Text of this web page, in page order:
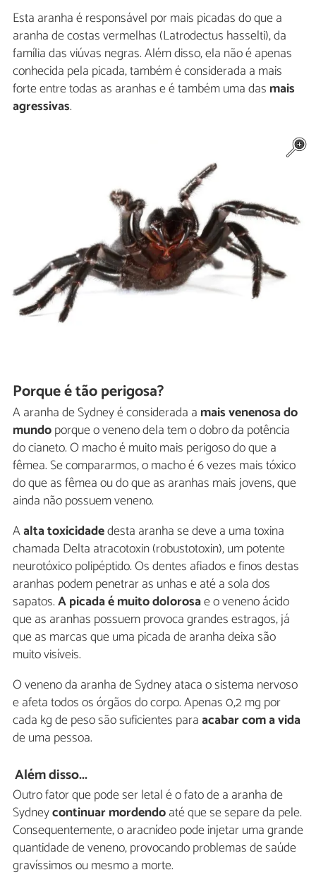
Esta aranha é responsável por mais picadas do que a
aranha de costas vermelhas (Latrodectus hasselti), da
família das viúvas negras. Além disso, ela não é apenas
conhecida pela picada, também é considerada a mais
forte entre todas as aranhas e é também uma das mais
agressivas.
Porque é tão perigosa?
A aranha de Sydney é considerada a mais venenosa do
mundoporque o veneno dela tem o dobro da potência
do cianeto. O macho é muito mais perigoso do que a
fêmea. Se compararmos, o macho é 6 vezes mais tóxico
do que as fêmea ou do que as aranhas mais jovens, que
ainda não possuem veneno.
Aalta toxicidadedesta aranha se deve a uma toxina
chamada Delta atracotoxin (robustotoxin), um potente
neurotóxico polipéptido. Os dentes afiados e finos destas
aranhas podem penetrar as unhas e até a sola dos
sapatos.A picada é muito dolorosae o veneno ácido
que as aranhas possuem provoca grandes estragos, já
que as marcas que uma picada de aranha deixa são
muito visíveis.
O veneno da aranha de Sydney ataca o sistema nervoso
e afeta todos os órgãos do corpo. Apenas 0,2 mg por
cada kg de peso são suficientes paraacabar com a vida
de uma pessoa.
Além disso...
Outro fator que pode ser letal é o fato de a aranha de
Sydneycontinuar mordendoaté que se separe da pele.
Consequentemente, o aracnídeo pode injetar uma grande
quantidade de veneno, provocando problemas de saúde
gravíssimos ou mesmo a morte.